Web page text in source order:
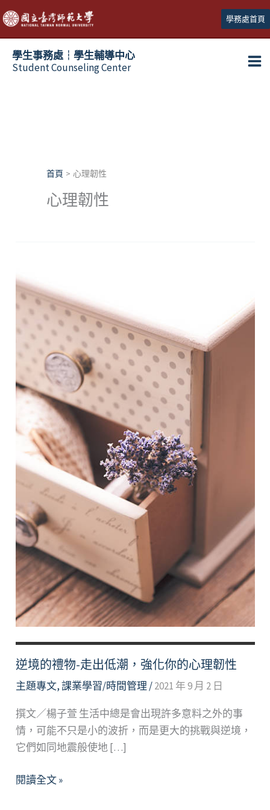
跳
至
主
學務處首頁
學生事務處┆學生輔導中心
Student Counseling Center
首頁 心理韌性
心理韌性
逆境的禮物-走出低潮，強化你的心理韌性
主題專文,課業學習/時間管理 /2021 年 9 月 2 日
撰文／楊子萱 生活中總是會出現許多意料之外的事
情，可能不只是小的波折，而是更大的挑戰與逆境，
它們如同地震般使地 […]
逆
閱讀全文 »